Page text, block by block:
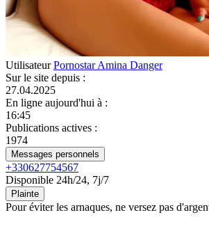
UtilisateurPornostar Amina Danger
Sur le site depuis :
27.04.2025
En ligne aujourd'hui à :
16:45
Publications actives :
1974
Messages personnels
+330627754567
Disponible 24h/24, 7j/7
Plainte
Pour éviter les arnaques, ne versez pas